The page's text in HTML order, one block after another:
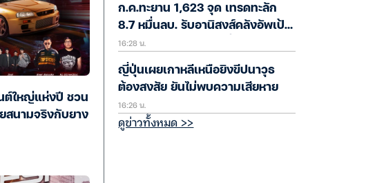
ต์ใหญ่แห่งปี ชวน
สนามจริงกับยาง
ก.ค.ทะยาน 1,623 จุด เทรดทะลัก
8.7 หมื่นลบ. รับอานิสงส์คลังอัพเป้า
GDP แต่ Valuation เริ่มตึงตัว
16:28 น.
ญี่ปุ่นเผยเกาหลีเหนือยิงขีปนาวุธ
ต้องสงสัย ยันไม่พบความเสียหาย
16:26 น.
ดูข่าวทั้งหมด >>